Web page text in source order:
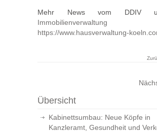
Mehr News vom DDIV
Immobilienverwaltung
https://www.hausverwaltung-
Übersicht
Kabinettsumbau: Neue Köpfe in
Kanzleramt, Gesundheit und